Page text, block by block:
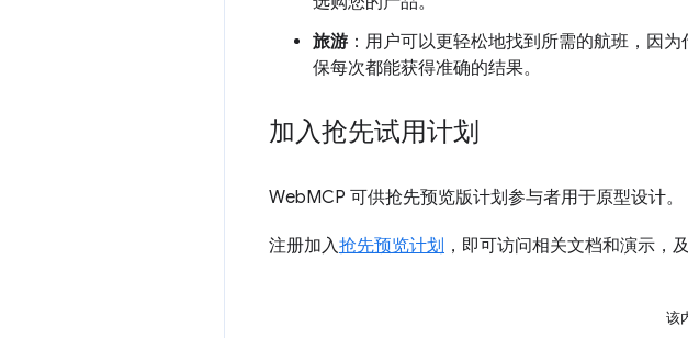
旅游 ：用户可以更轻松地找到所需的航班，因
保每次都能获得准确的结果。
加入抢先试用计划
WebMCP 可供抢先预览版计划参与者用于原型设计。
注册加入抢先预览计划 ，即可访问相关文档和演示，
该